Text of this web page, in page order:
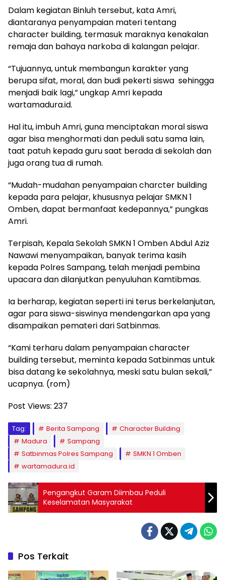
Dalam kegiatan Binluh tersebut, kata Amri,
diantaranya penyampaian materi tentang
character building, termasuk maraknya kenakalan
remaja dan bahaya narkoba di kalangan pelajar.
“Tujuannya, untuk membangun karakter yang
berupa sifat, moral, dan budi pekerti siswa sehingga
menjadi baik lagi,” ungkap Amri kepada
wartamadura.id.
Hal itu, imbuh Amri, guna menciptakan moral siswa
agar bisa menghormati dan peduli satu sama lain,
taat patuh kepada guru saat berada di sekolah dan
juga orang tua di rumah.
“Mudah-mudahan penyampaian charcter building
kepada para pelajar, khususnya pelajar SMKN 1
Omben, dapat bermanfaat kedepannya,” pungkas
Amri.
Terpisah, Kepala Sekolah SMKN 1 Omben Abdul Aziz
Nawawi menyampaikan, banyak terima kasih
kepada Polres Sampang, telah menjadi pembina
upacara dan dilanjutkan penyuluhan Kamtibmas.
Ia berharap, kegiatan seperti ini terus berkelanjutan,
agar para siswa-siswinya mendengarkan apa yang
disampaikan pemateri dari Satbinmas.
“Kami terharu dalam penyampaian character
building tersebut, meminta kepada Satbinmas untuk
bisa datang ke sekolahnya, meski satu bulan sekali,”
ucapnya. (rom)
Post Views: 237
Tag: Berita Sampang
Character Building
Madura
Sampang
Satbinmas Polres Sampang
SMKN 1 Omben
wartamadura.id
Pengangkut Garam Diimbau Peduli
Keselamatan Masyarakat
Pos Terkait